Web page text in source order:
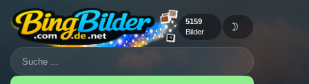
5159
Bilder
🌙